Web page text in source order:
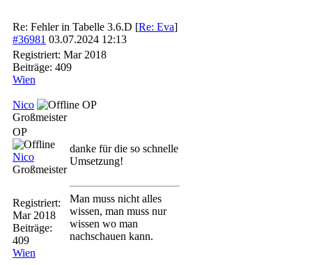
Re: Fehler in Tabelle 3.6.D [Re: Eva]
#36981 03.07.2024 12:13
Registriert: Mar 2018
Beiträge: 409
Wien
Nico
OP
Großmeister
OP
Nico
Großmeister
Registriert:
Mar 2018
Beiträge:
409
Wien
danke für die so schnelle
Umsetzung!
Man muss nicht alles
wissen, man muss nur
wissen wo man
nachschauen kann.